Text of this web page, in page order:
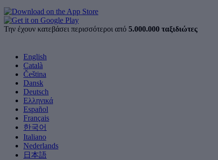
Την έχουν κατεβάσει περισσότεροι από 5.000.000 ταξιδιώτες
English
Català
Čeština
Dansk
Deutsch
Ελληνικά
Español
Français
한국어
Italiano
Nederlands
日本語